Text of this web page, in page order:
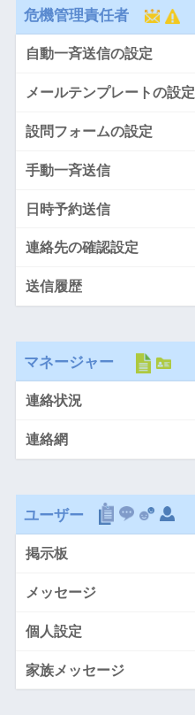
危機管理責任者
自動一斉送信の設定
メールテンプレートの設定
設問フォームの設定
手動一斉送信
日時予約送信
連絡先の確認設定
送信履歴
マネージャー
連絡状況
連絡網
ユーザー
掲示板
メッセージ
個人設定
家族メッセージ